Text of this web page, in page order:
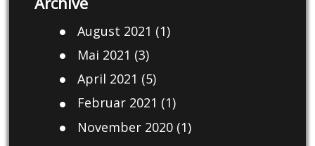
August 2021 (1)
Mai 2021 (3)
April 2021 (5)
Februar 2021 (1)
November 2020(1)